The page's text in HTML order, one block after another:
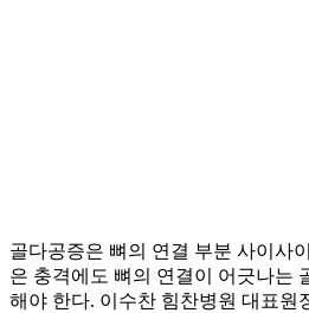
골다공증은 뼈의 연결 부분 사이사
은 충격에도 뼈의 연결이 어긋나는
해야 한다. 이수찬 힘찬병원 대표원